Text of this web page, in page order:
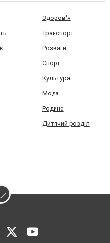
Здоров'я
Транспорт
Розваги
Спорт
Культура
Мода
Родина
Дитячий розділ